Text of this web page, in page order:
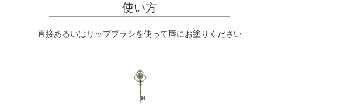
使い方
直接あるいはリップブラシを使って唇にお塗りください